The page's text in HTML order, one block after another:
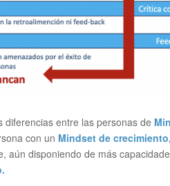
diferencias entre las personas de
con un Mindset de crecimiento,
aún disponiendo de más